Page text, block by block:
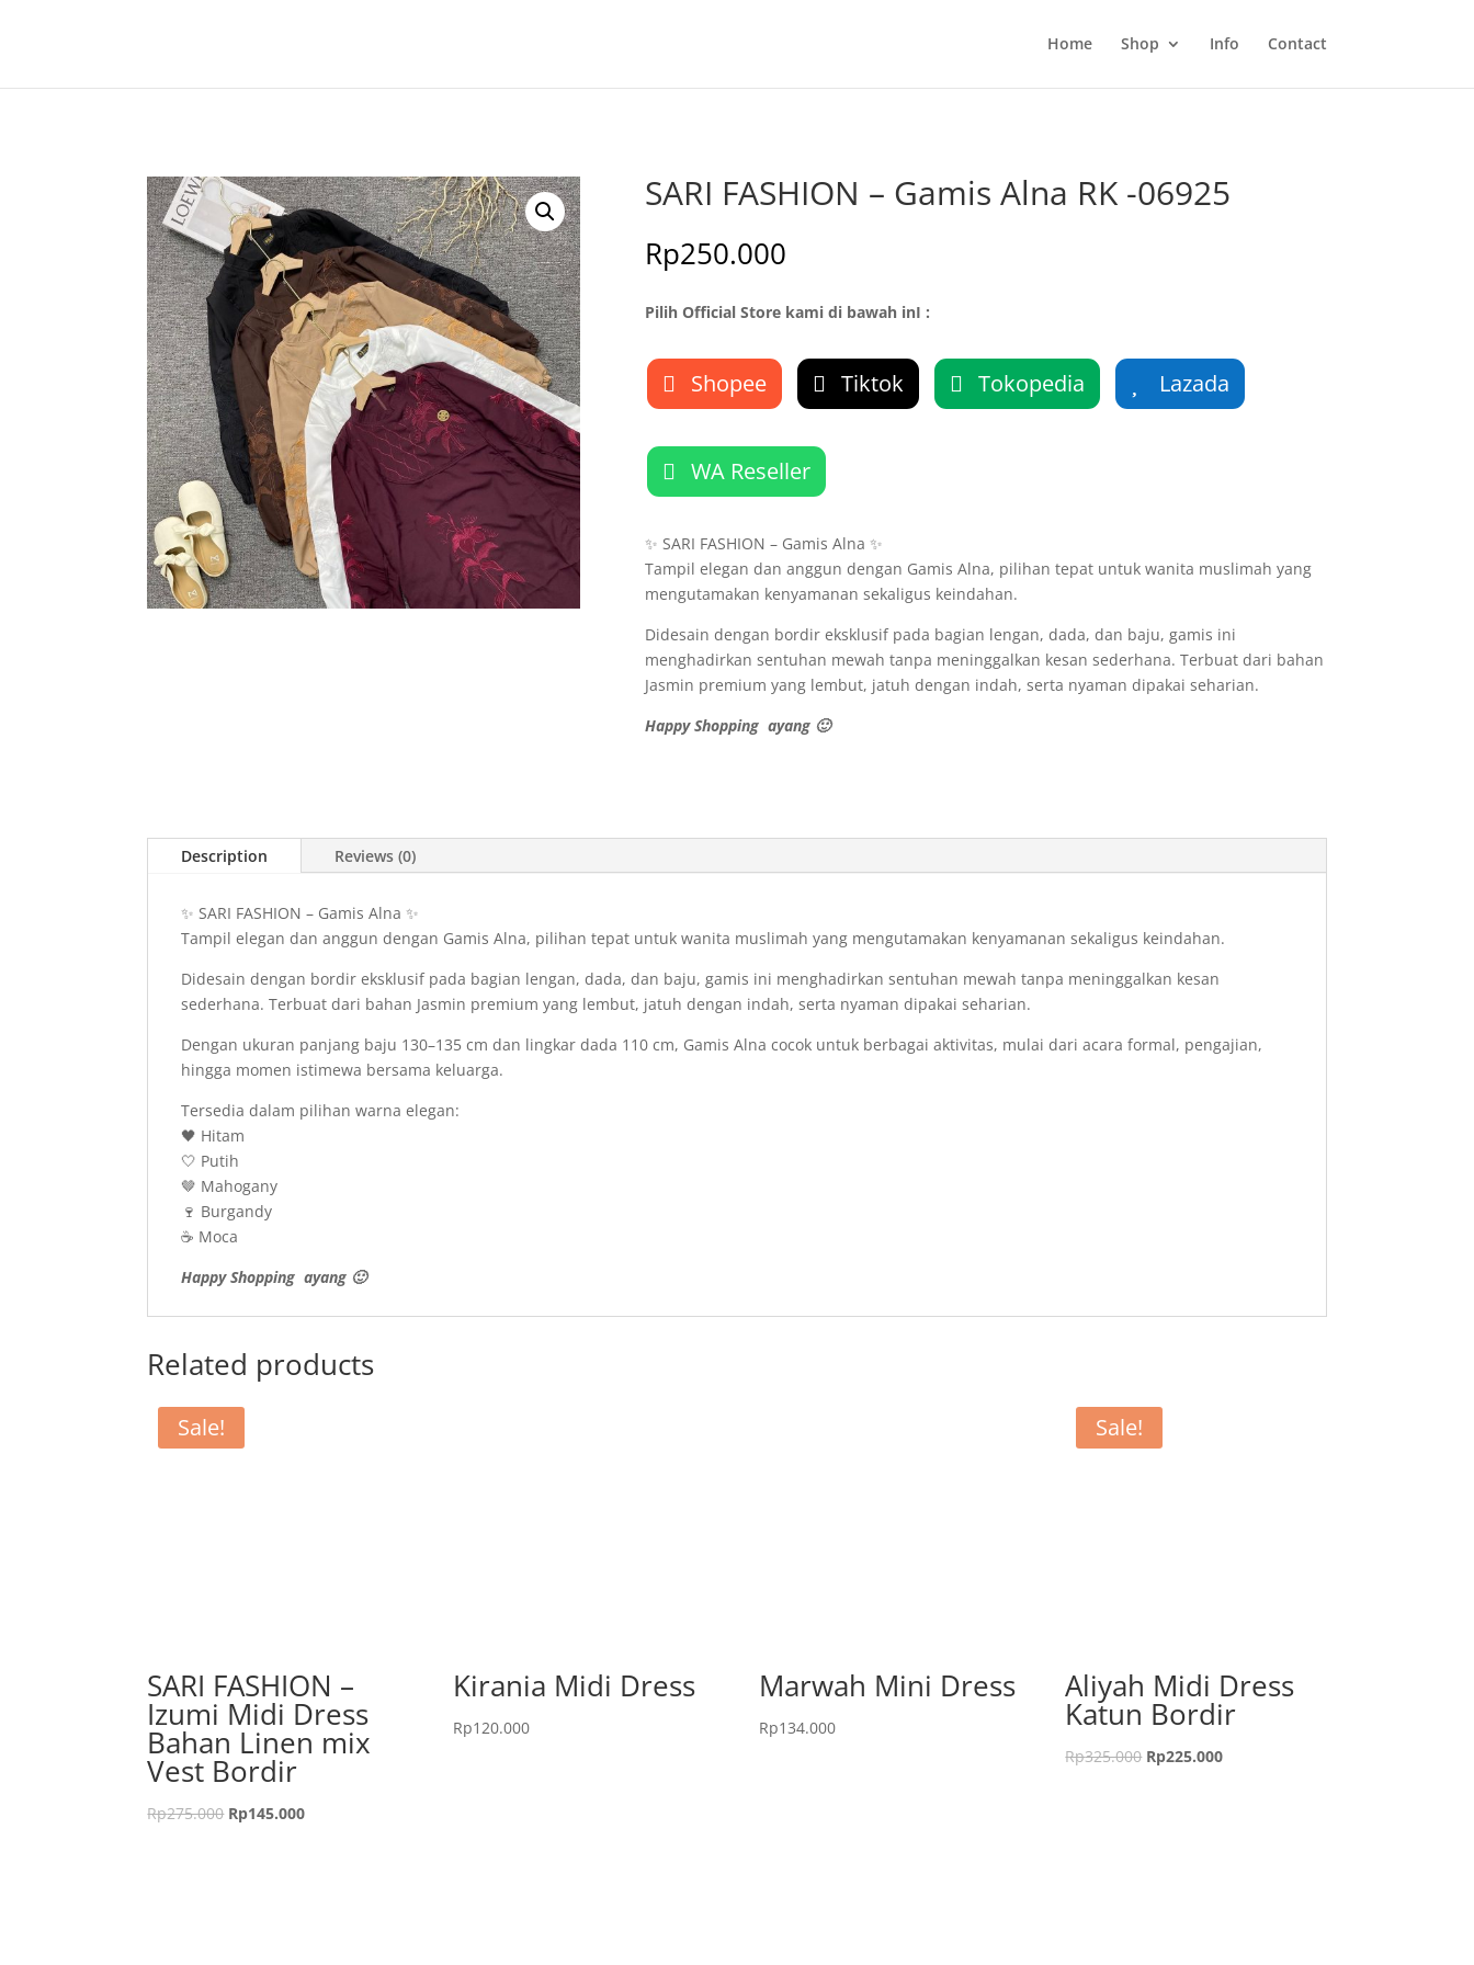
Home Shop Info Contact
SARI FASHION – Gamis Alna RK -06925
Rp250.000
Pilih Official Store kami di bawah inI :
Shopee Tiktok Tokopedia Lazada
WA Reseller
✨ SARI FASHION – Gamis Alna ✨
Tampil elegan dan anggun dengan Gamis Alna, pilihan tepat untuk wanita muslimah yang
mengutamakan kenyamanan sekaligus keindahan.
Didesain dengan bordir eksklusif pada bagian lengan, dada, dan baju, gamis ini
menghadirkan sentuhan mewah tanpa meninggalkan kesan sederhana. Terbuat dari bahan
Jasmin premium yang lembut, jatuh dengan indah, serta nyaman dipakai seharian.
Happy Shopping ayang 🙂
Description Reviews (0)
✨ SARI FASHION – Gamis Alna ✨
Tampil elegan dan anggun dengan Gamis Alna, pilihan tepat untuk wanita muslimah yang mengutamakan kenyamanan sekaligus keindahan.
Didesain dengan bordir eksklusif pada bagian lengan, dada, dan baju, gamis ini menghadirkan sentuhan mewah tanpa meninggalkan kesan
sederhana. Terbuat dari bahan Jasmin premium yang lembut, jatuh dengan indah, serta nyaman dipakai seharian.
Dengan ukuran panjang baju 130–135 cm dan lingkar dada 110 cm, Gamis Alna cocok untuk berbagai aktivitas, mulai dari acara formal, pengajian,
hingga momen istimewa bersama keluarga.
Tersedia dalam pilihan warna elegan:
🖤 Hitam
🤍 Putih
🤎 Mahogany
🍷 Burgandy
☕ Moca
Happy Shopping ayang 🙂
Related products
Sale!
SARI FASHION –
Izumi Midi Dress
Bahan Linen mix
Vest Bordir
Rp275.000 Rp145.000
Kirania Midi Dress
Rp120.000
Marwah Mini Dress
Rp134.000
Sale!
Aliyah Midi Dress
Katun Bordir
Rp325.000 Rp225.000